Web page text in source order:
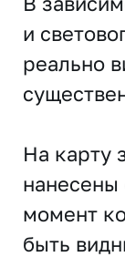
и
реально
На карту
момент
быть